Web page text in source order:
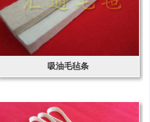
吸油毛毡条